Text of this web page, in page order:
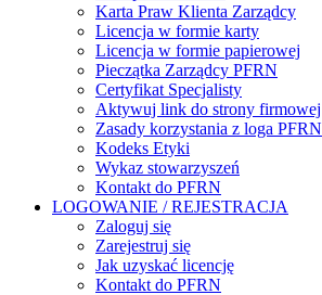
Karta Praw Klienta Zarządcy
Licencja w formie karty
Licencja w formie papierowej
Pieczątka Zarządcy PFRN
Certyfikat Specjalisty
Aktywuj link do strony firmowej
Zasady korzystania z loga PFRN
Kodeks Etyki
Wykaz stowarzyszeń
Kontakt do PFRN
LOGOWANIE / REJESTRACJA
Zaloguj się
Zarejestruj się
Jak uzyskać licencję
Kontakt do PFRN